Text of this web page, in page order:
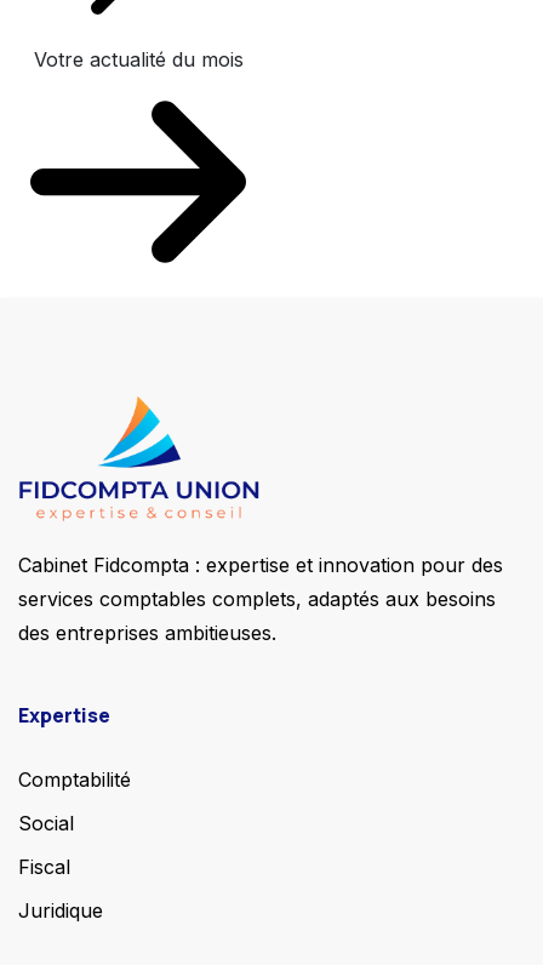
Votre actualité du mois
Cabinet Fidcompta : expertise et innovation pour des
services comptables complets, adaptés aux besoins
des entreprises ambitieuses.
Expertise
Comptabilité
Social
Fiscal
Juridique